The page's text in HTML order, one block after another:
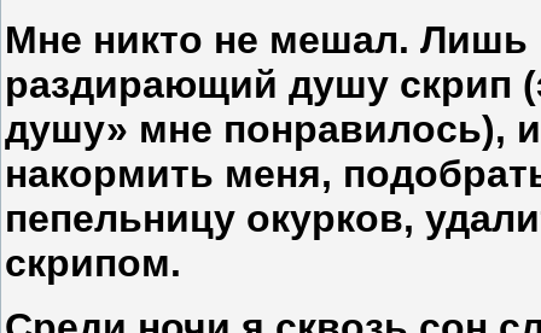
Мне никто не мешал.
раздирающий душу скрип
душу» мне понравилось),
накормить меня,
пепельницу окурков,
скрипом.